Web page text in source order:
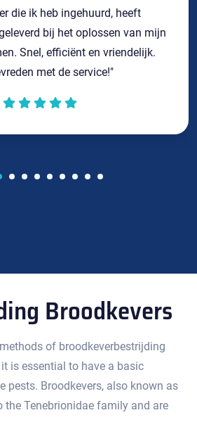
die ik heb ingehuurd, heeft
bij het oplossen van mijn
Snel, efficiënt en vriendelijk.
met de service!"
Broodkevers
of broodkeverbestrijding
is essential to have a basic
pests. Broodkevers, also known as
the Tenebrionidae family and are